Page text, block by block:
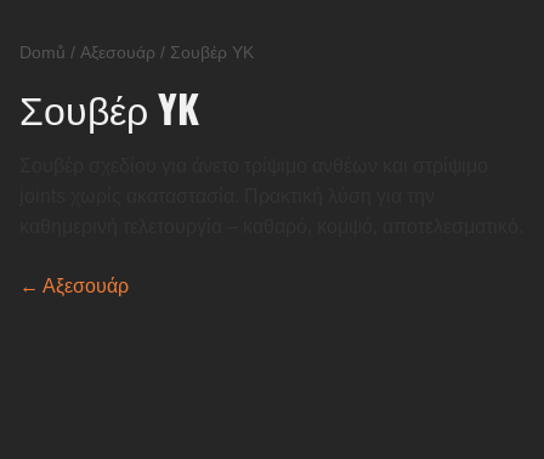
Domů / Αξεσουάρ / Σουβέρ YK
Σουβέρ YK
← Αξεσουάρ